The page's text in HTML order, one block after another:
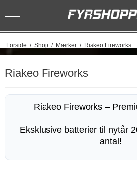
Forside / Shop / Mærker / Riakeo Fireworks
Riakeo Fireworks
Riakeo Fireworks –
Eksklusive batterier til nytår
antal!